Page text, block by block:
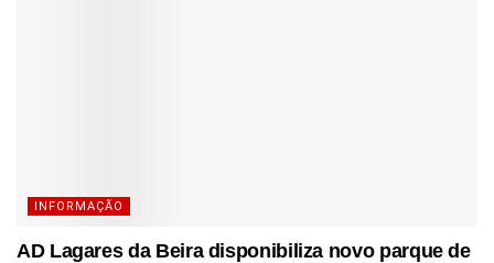
INFORMAÇÃO
AD Lagares da Beira disponibiliza novo parque de